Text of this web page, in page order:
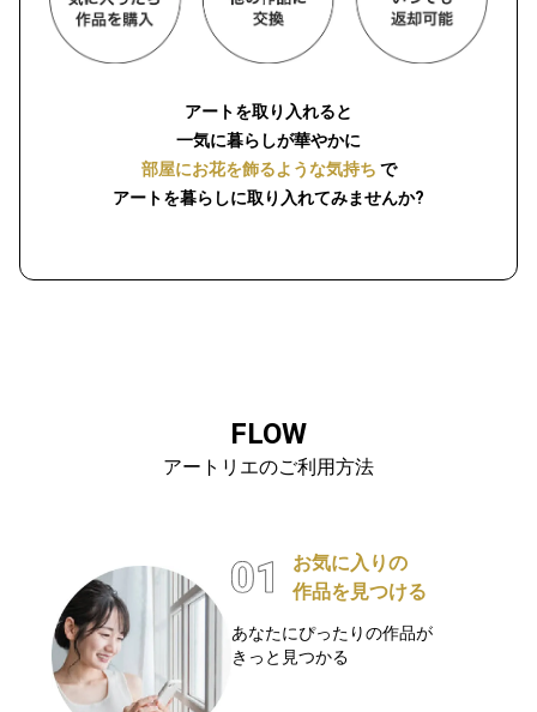
アートを取り入れると
一気に暮らしが華やかに
部屋にお花を飾るような気持ち で
アートを暮らしに取り入れてみませんか?
FLOW
アートリエのご利用方法
お気に入りの
作品を見つける
あなたにぴったりの作品が
きっと見つかる